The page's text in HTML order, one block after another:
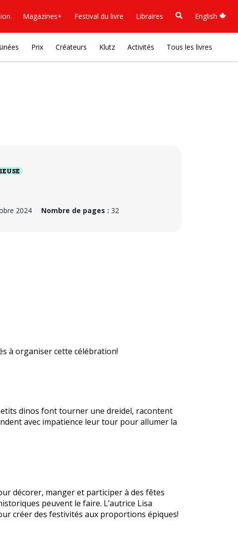
Magazines+ Festival du livre Libraires English
Prix Créateurs Klutz Activités Tous les livres
2024 Nombre de pages : 32
à organiser cette célébration!
dinos font tourner une dreidel, racontent
avec impatience leur tour pour allumer la
décorer, manger et participer à des fêtes
peuvent le faire. L’autrice Lisa
créer des festivités aux proportions épiques!